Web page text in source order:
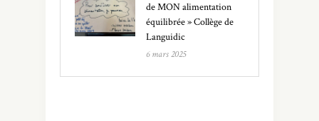
de MON alimentation
équilibrée » Collège de
Languidic
6 mars 2025